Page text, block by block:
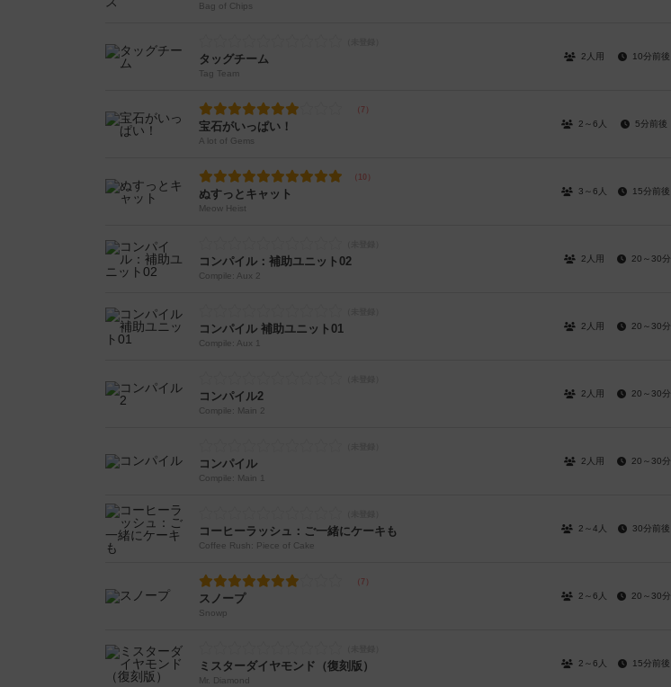
Bag of Chips
タッグチーム
Tag Team
2人用 10分前後
宝石がいっぱい！
A lot of Gems
2～6人 5分前後
ぬすっとキャット
Meow Heist
3～6人 15分前後
コンパイル：補助ユニット02
Compile: Aux 2
2人用 20～30分
コンパイル 補助ユニット01
Compile: Aux 1
2人用 20～30分
コンパイル2
Compile: Main 2
2人用 20～30分
コンパイル
Compile: Main 1
2人用 20～30分
コーヒーラッシュ：ご一緒にケーキも
Coffee Rush: Piece of Cake
2～4人 30分前後
スノープ
Snowp
2～6人 20～30分
ミスターダイヤモンド（復刻版）
Mr. Diamond
2～6人 15分前後